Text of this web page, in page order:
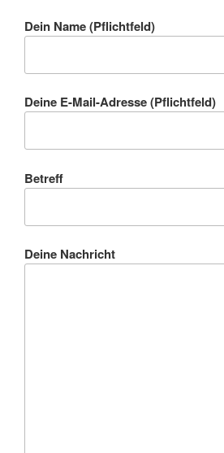
Dein Name (Pflichtfeld)
Deine E-Mail-Adresse (Pflichtfeld)
Betreff
Deine Nachricht